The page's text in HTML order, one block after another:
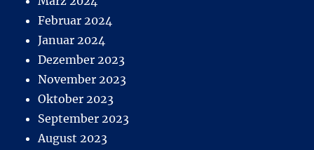
Februar 2024
Januar 2024
Dezember 2023
November 2023
Oktober 2023
September 2023
August 2023